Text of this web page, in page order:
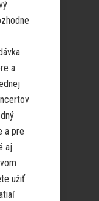
a
a pre
aj
užiť